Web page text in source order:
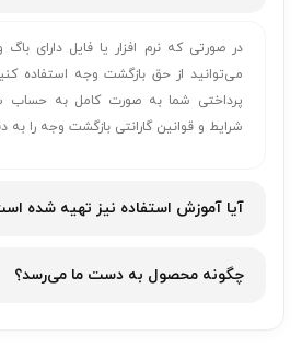
در صورتی که نرم افزار یا فایل دارای
می‌توانید از حق بازگشت وجه استفاده
پرداختی شما به صورت کامل به حساب شما
شرایط و قوانین گارانتی بازگشت وجه را به
آیا آموزش استفاده نیز تهیه شده
چگونه محصول به دست ما می‌رسد؟